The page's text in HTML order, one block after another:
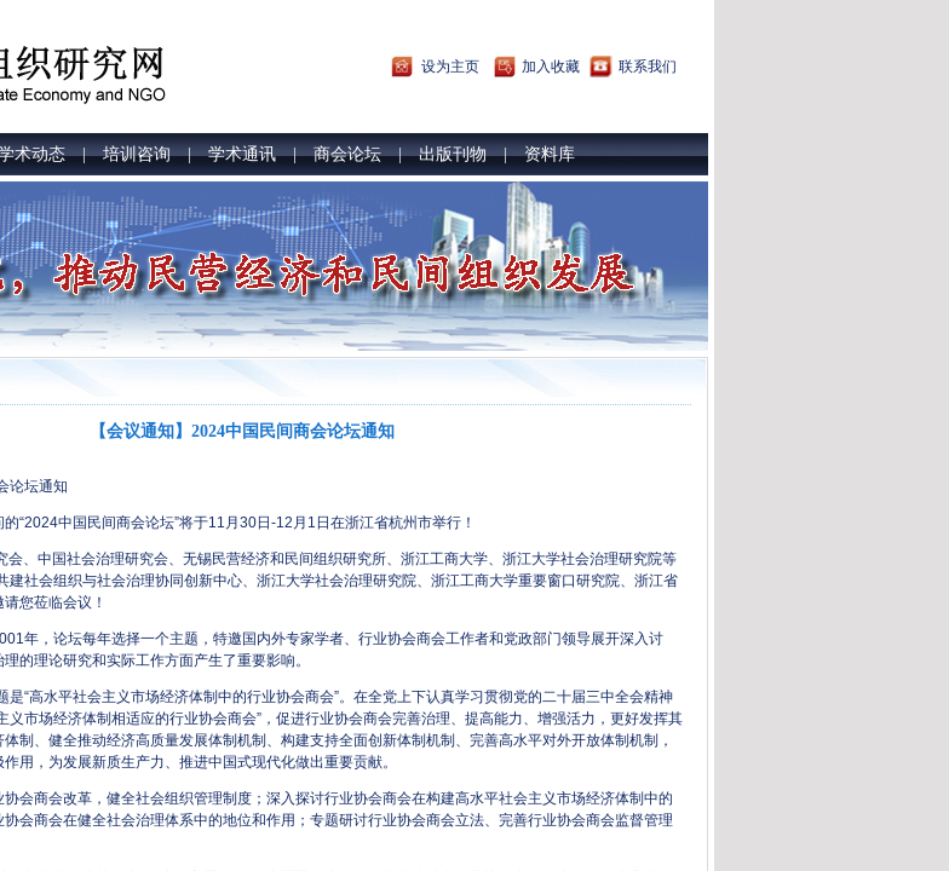
设为主页 加入收藏 联系我们
术动态|培训咨询|学术通讯|商会论坛|出版刊物|资料库
【会议通知】2024中国民间商会论坛通知
论坛通知
“2024中国民间商会论坛”将于11月30日-12月1日在浙江省杭州市举行！
、中国社会治理研究会、无锡民营经济和民间组织研究所、浙江工商大学、浙江大学社会治理研究院等
建社会组织与社会治理协同创新中心、浙江大学社会治理研究院、浙江工商大学重要窗口研究院、浙江省
您莅临会议！
年，论坛每年选择一个主题，特邀国内外专家学者、行业协会商会工作者和党政部门领导展开深入讨
的理论研究和实际工作方面产生了重要影响。
“高水平社会主义市场经济体制中的行业协会商会”。在全党上下认真学习贯彻党的二十届三中全会精神
义市场经济体制相适应的行业协会商会”，促进行业协会商会完善治理、提高能力、增强活力，更好发挥其
制、健全推动经济高质量发展体制机制、构建支持全面创新体制机制、完善高水平对外开放体制机制，
用，为发展新质生产力、推进中国式现代化做出重要贡献。
会商会改革，健全社会组织管理制度；深入探讨行业协会商会在构建高水平社会主义市场经济体制中的
会商会在健全社会治理体系中的地位和作用；专题研讨行业协会商会立法、完善行业协会商会监督管理